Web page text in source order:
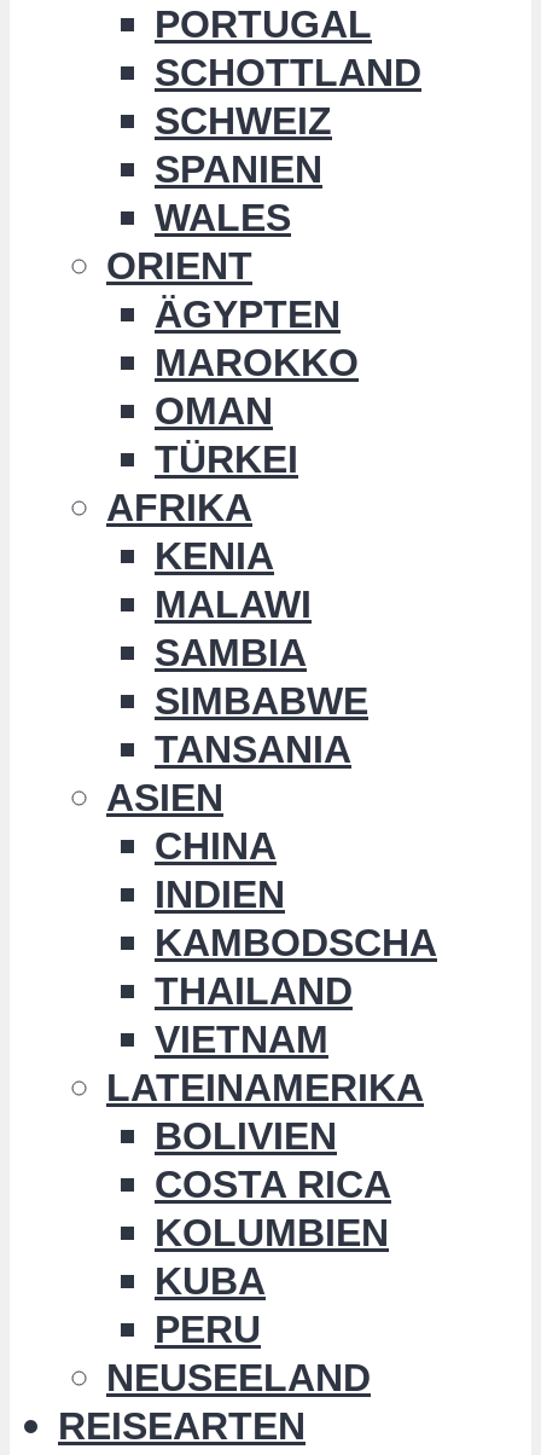
PORTUGAL
SCHOTTLAND
SCHWEIZ
SPANIEN
WALES
ORIENT
ÄGYPTEN
MAROKKO
OMAN
TÜRKEI
AFRIKA
KENIA
MALAWI
SAMBIA
SIMBABWE
TANSANIA
ASIEN
CHINA
INDIEN
KAMBODSCHA
THAILAND
VIETNAM
LATEINAMERIKA
BOLIVIEN
COSTA RICA
KOLUMBIEN
KUBA
PERU
NEUSEELAND
REISEARTEN